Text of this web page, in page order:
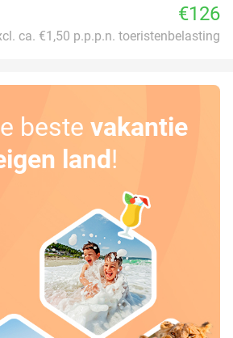
€126
ca. €1,50 p.p.p.n. toeristenbelasting
beste vakantie
land!